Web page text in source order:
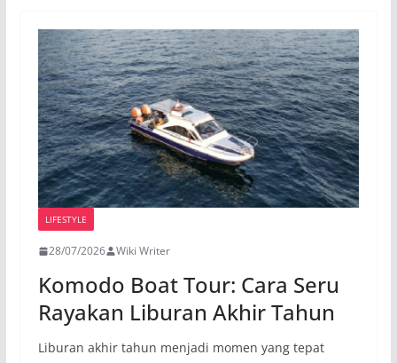
LIFESTYLE
28/07/2026 Wiki Writer
Komodo Boat Tour: Cara Seru
Rayakan Liburan Akhir Tahun
Liburan akhir tahun menjadi momen yang tepat